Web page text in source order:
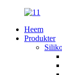
Heem
Produkter